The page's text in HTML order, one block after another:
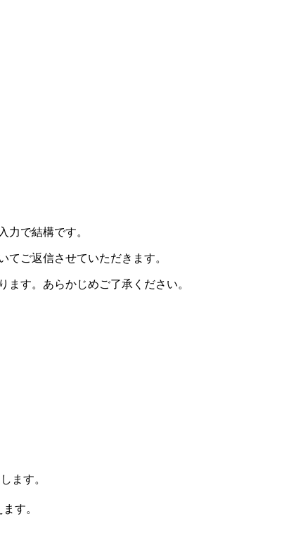
力で結構です。
ご返信させていただきます。
す。あらかじめご了承ください。
ます。
す。